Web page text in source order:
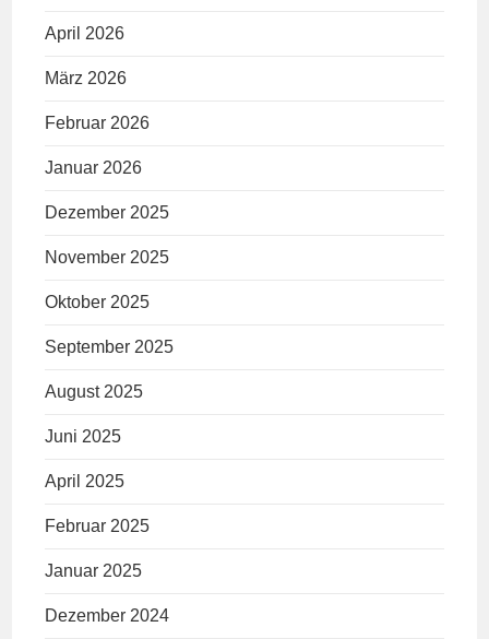
April 2026
März 2026
Februar 2026
Januar 2026
Dezember 2025
November 2025
Oktober 2025
September 2025
August 2025
Juni 2025
April 2025
Februar 2025
Januar 2025
Dezember 2024